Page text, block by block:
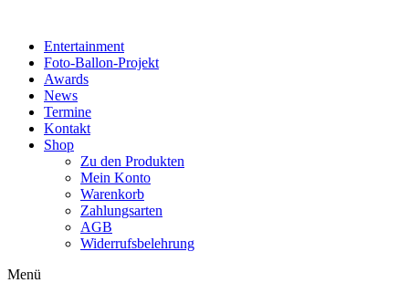
wechselnEntertainment
Foto-Ballon-Projekt
Awards
News
Termine
Kontakt
Shop
Zu den Produkten
Mein Konto
Warenkorb
Zahlungsarten
AGB
Widerrufsbelehrung
Menü